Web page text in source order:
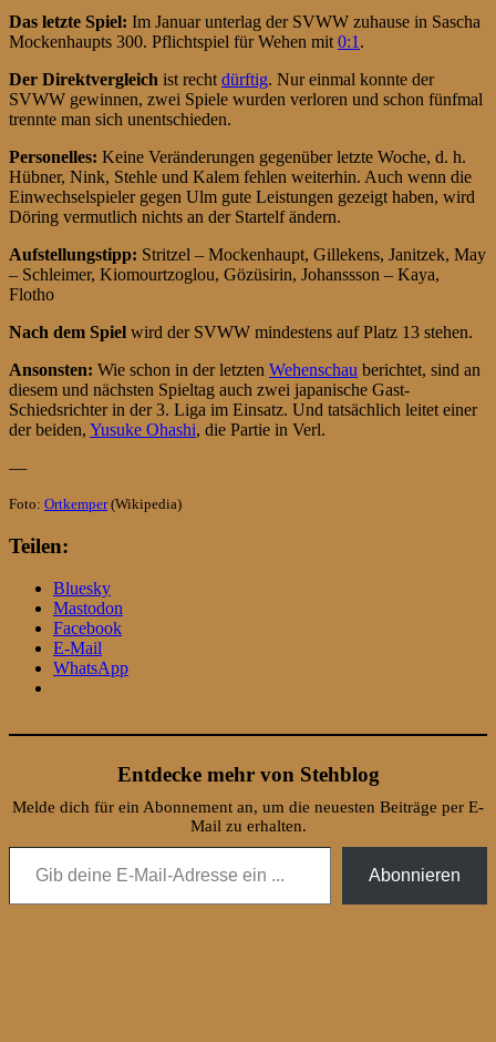
Das letzte Spiel: Im Januar unterlag der SVWW zuhause in Sascha
Mockenhaupts 300. Pflichtspiel für Wehen mit 0:1 .
Der Direktvergleich ist recht dürftig. Nur einmal konnte der
SVWW gewinnen, zwei Spiele wurden verloren und schon fünfmal
trennte man sich unentschieden.
Personelles: Keine Veränderungen gegenüber letzte Woche, d. h.
Hübner, Nink, Stehle und Kalem fehlen weiterhin. Auch wenn die
Einwechselspieler gegen Ulm gute Leistungen gezeigt haben, wird
Döring vermutlich nichts an der Startelf ändern.
Aufstellungstipp: Stritzel – Mockenhaupt, Gillekens, Janitzek, May
– Schleimer, Kiomourtzoglou, Gözüsirin, Johanssson – Kaya,
Flotho
Nach dem Spiel wird der SVWW mindestens auf Platz 13 stehen.
Ansonsten: Wie schon in der letzten Wehenschau berichtet, sind an
diesem und nächsten Spieltag auch zwei japanische Gast-
Schiedsrichter in der 3. Liga im Einsatz. Und tatsächlich leitet einer
der beiden, Yusuke Ohashi, die Partie in Verl.
—
Foto: Ortkemper(Wikipedia)
Teilen:
Bluesky
Mastodon
Facebook
E-Mail
WhatsApp
Entdecke mehr von Stehblog
Melde dich für ein Abonnement an, um die neuesten Beiträge per E-
Mail zu erhalten.
Gib deine E-Mail-Adresse ein ...
Abonnieren